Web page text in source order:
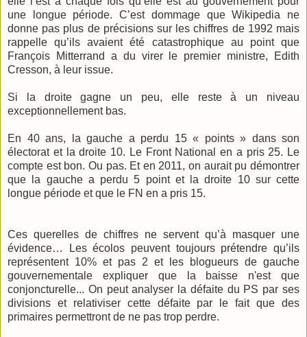
une longue période. C’est dommage que Wikipedia ne
donne pas plus de précisions sur les chiffres de 1992 mais
rappelle qu’ils avaient été catastrophique au point que
François Mitterrand a du virer le premier ministre, Edith
Cresson, à leur issue.
Si la droite gagne un peu, elle reste à un niveau
exceptionnellement bas.
En 40 ans, la gauche a perdu 15 « points » dans son
électorat et la droite 10. Le Front National en a pris 25. Le
compte est bon. Ou pas. Et en 2011, on aurait pu démontrer
que la gauche a perdu 5 point et la droite 10 sur cette
longue période et que le FN en a pris 15.
Ces querelles de chiffres ne servent qu’à masquer une
évidence… Les écolos peuvent toujours prétendre qu’ils
représentent 10% et pas 2 et les blogueurs de gauche
gouvernementale expliquer que la baisse n'est que
conjoncturelle... On peut analyser la défaite du PS par ses
divisions et relativiser cette défaite par le fait que des
primaires permettront de ne pas trop perdre.